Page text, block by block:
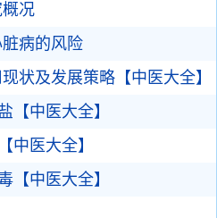
况
病的风险
状及发展策略【中医大全】
【中医大全】
中医大全】
【中医大全】